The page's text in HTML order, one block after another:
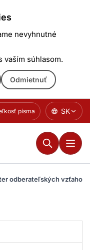
nevyhnutné
vaším súhlasom.
Odmietnuť
písma SK
odberateľských vzťahov